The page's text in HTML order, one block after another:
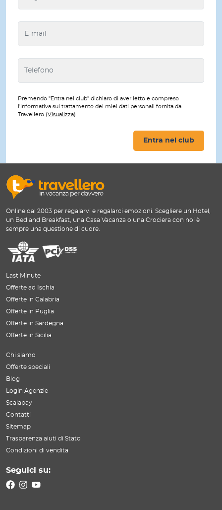
Premendo "Entra nel club" dichiaro di aver letto e compreso
l'informativa sul trattamento dei miei dati personali fornita da
Travellero (Visualizza)
Entra nel club
Online dal 2003 per regalarvi e regalarci emozioni. Scegliere un Hotel,
un Bed and Breakfast, una Casa Vacanza o una Crociera con noi è
sempre una questione di cuore.
Last Minute
Offerte ad Ischia
Offerte in Calabria
Offerte in Puglia
Offerte in Sardegna
Offerte in Sicilia
Chi siamo
Offerte speciali
Blog
Login Agenzie
Scalapay
Contatti
Sitemap
Trasparenza aiuti di Stato
Condizioni di vendita
Seguici su: